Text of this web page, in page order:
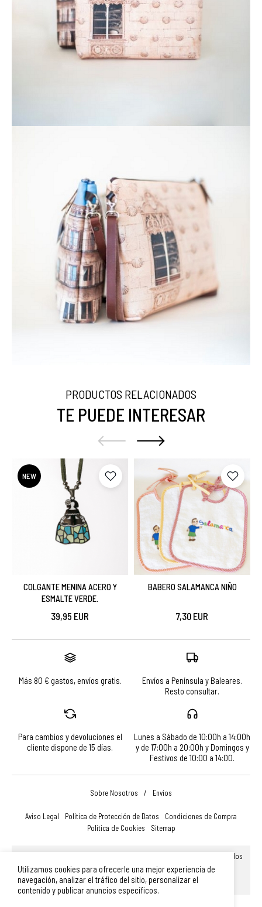
Utilizamos cookies para ofrecerle una mejor experiencia de
navegación, analizar el tráfico del sitio, personalizar el
contenido y publicar anuncios específicos.
PRODUCTOS RELACIONADOS
TE PUEDE INTERESAR
NEW
COLGANTE MENINA ACERO Y
ESMALTE VERDE.
39,95 EUR
BABERO SALAMANCA NIÑO
7,30 EUR
Más 80 € gastos, envíos gratis.
Envíos a Península y Baleares.
Resto consultar.
Para cambios y devoluciones el
cliente dispone de 15 días.
Lunes a Sábado de 10:00h a 14:00h
y de 17:00h a 20:00h y Domingos y
Festivos de 10:00 a 14:00.
Sobre Nosotros / Envíos
Aviso Legal Política de Protección de Datos
Condiciones de Compra
Política de Cookies
Sitemap
© Turismo, Comercio y Promoción Económica de Salamanca, S.A.U. Todos
los derechos reservados.
Plaza Mayor 14, 37002, Salamanca (España) |Teléfono: 923 366 756
merchandising@turismodesalamanca.com